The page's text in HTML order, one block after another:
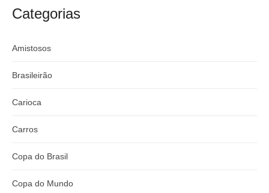
argentino
Categorias
Amistosos
Brasileirão
Carioca
Carros
Copa do Brasil
Copa do Mundo